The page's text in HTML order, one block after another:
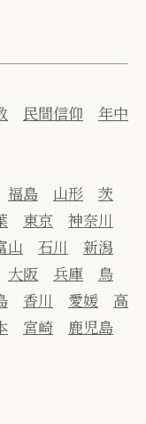
民間信仰
年中
福島 山形
茨
東京
神奈川
山 石川
新潟
大阪 兵庫
鳥
香川 愛媛
高
宮崎
鹿児島